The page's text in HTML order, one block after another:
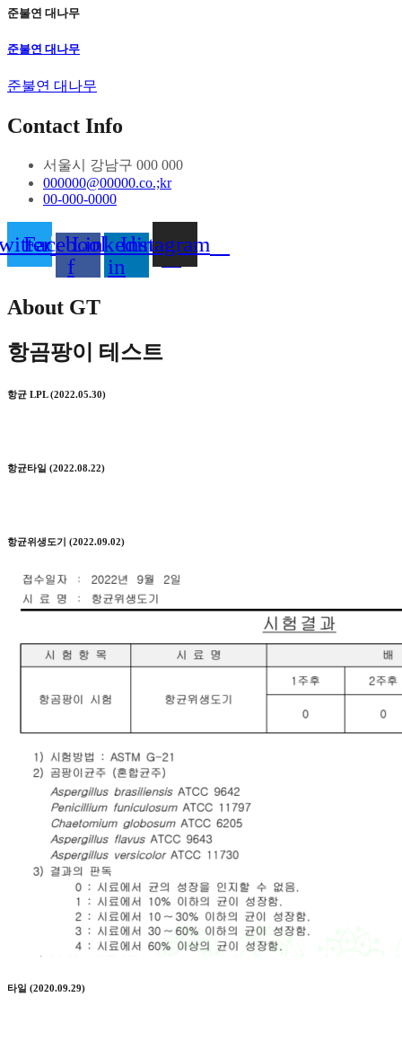
준불연 대나무
준불연 대나무
준불연 대나무
Contact Info
서울시 강남구 000 000
000000@00000.co.;kr
00-000-0000
Facebook-
f
Linkedin-
in
Instagram
About GT
항곰팡이 테스트
항균 LPL (2022.05.30)
항균타일 (2022.08.22)
항균위생도기 (2022.09.02)
타일 (2020.09.29)